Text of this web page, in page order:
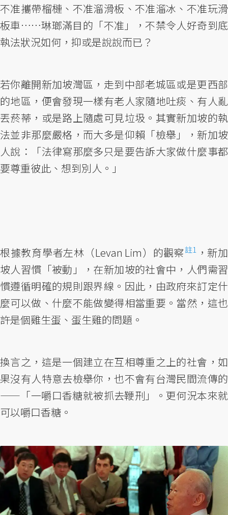
不准攜帶榴槤、不准溜滑板、不准溜冰、不准玩滑
板車……琳瑯滿目的「不准」，不禁令人好奇到底
執法狀況如何，抑或是說說而已？
若你離開新加坡灣區，走到中部老城區或是更西部
的地區，便會發現一樣有老人家隨地吐痰、有人亂
丟菸蒂，或是路上隨處可見垃圾。其實新加坡的執
法並非那麼嚴格，而大多是仰賴「檢舉」，新加坡
人說：「法律寫那麼多只是要告訴大家做什麼事都
要尊重彼此、想到別人。」
根據教育學者左林（Levan Lim）的觀察註1，新加
坡人習慣「被動」，在新加坡的社會中，人們需習
慣遵循明確的規則跟界線。因此，由政府來訂定什
麼可以做、什麼不能做變得相當重要。當然，這也
許是個雞生蛋、蛋生雞的問題。
換言之，這是一個建立在互相尊重之上的社會，如
果沒有人特意去檢舉你，也不會有台灣民間流傳的
——「一嚼口香糖就被抓去鞭刑」。更何況本來就
可以嚼口香糖。